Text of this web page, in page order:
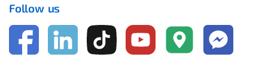
Follow us